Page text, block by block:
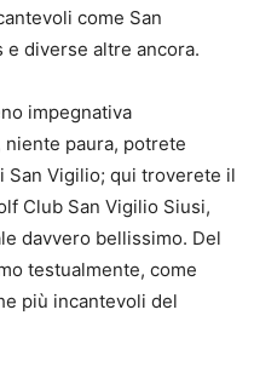
come San
e diverse altre ancora.
impegnativa
niente paura, potrete
San Vigilio; qui troverete il
Club San Vigilio Siusi,
davvero bellissimo. Del
testualmente, come
più incantevoli del